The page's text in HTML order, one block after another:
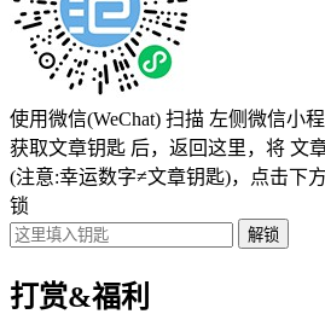
使用微信(WeChat) 扫描 左侧微信小
获取文章钥匙 后，返回这里，将 文
(注意:幸运数字≠文章钥匙)，点击下方
锁
打赏&福利